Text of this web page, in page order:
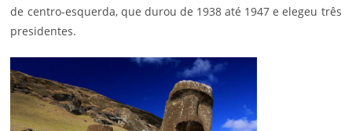
de centro-esquerda, que durou de 1938 até 1947 e elegeu três
presidentes.